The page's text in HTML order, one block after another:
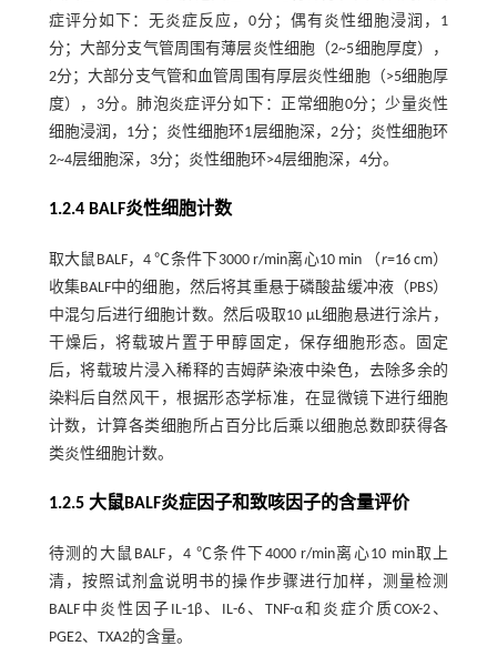
症评分如下：无炎症反应，0分；偶有炎性细胞浸润，1
分；大部分支气管周围有薄层炎性细胞（2~5细胞厚度），
2分；大部分支气管和血管周围有厚层炎性细胞（>5细胞厚
度），3分。肺泡炎症评分如下：正常细胞0分；少量炎性
细胞浸润，1分；炎性细胞环1层细胞深，2分；炎性细胞环
2~4层细胞深，3分；炎性细胞环>4层细胞深，4分。
1.2.4 BALF炎性细胞计数
取大鼠BALF，4 ℃条件下3000 r/min离心10 min （r=16 cm）
收集BALF中的细胞，然后将其重悬于磷酸盐缓冲液（PBS）
中混匀后进行细胞计数。然后吸取10 μL细胞悬进行涂片，
干燥后，将载玻片置于甲醇固定，保存细胞形态。固定
后，将载玻片浸入稀释的吉姆萨染液中染色，去除多余的
染料后自然风干，根据形态学标准，在显微镜下进行细胞
计数，计算各类细胞所占百分比后乘以细胞总数即获得各
类炎性细胞计数。
1.2.5 大鼠BALF炎症因子和致咳因子的含量评价
待测的大鼠BALF，4 ℃条件下4000 r/min离心10 min取上
清，按照试剂盒说明书的操作步骤进行加样，测量检测
BALF中炎性因子IL-1β、IL-6、TNF-α和炎症介质COX-2、
PGE2、TXA2的含量。